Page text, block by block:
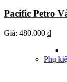
Phụ
Pacific Petro
Giá: 480.000 ₫